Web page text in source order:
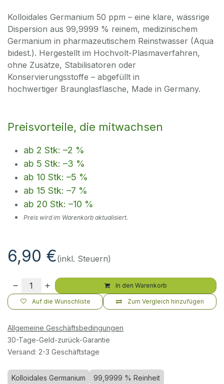
Kolloidales Germanium 50 ppm – eine klare, wässrige
Dispersion aus 99,9999 % reinem, medizinischem
Germanium in pharmazeutischem Reinstwasser (Aqua
bidest.). Hergestellt im Hochvolt-Plasmaverfahren,
ohne Zusätze, Stabilisatoren oder
Konservierungsstoffe – abgefüllt in
hochwertiger Braunglasflasche, Made in Germany.
Preisvorteile, die mitwachsen
ab 2 Stk: –2 %
ab 5 Stk: –3 %
ab 10 Stk: –5 %
ab 15 Stk: –7 %
ab 20 Stk: –10 %
Preis wird im Warenkorb aktualisiert.
6,90 €(inkl. Steuern)
In den Warenkorb
Zum Vergleich hinzufügen
Auf die Wunschliste
Allgemeine Geschäftsbedingungen
30-Tage-Geld-zurück-Garantie
Versand: 2-3 Geschäftstage
Kolloidales Germanium
99,9999 % Reinheit